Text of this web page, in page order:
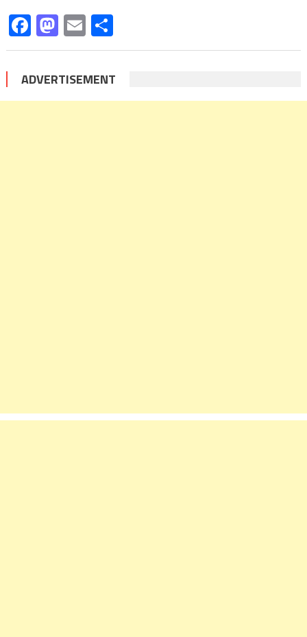
Facebook
Mastodon
EmailShare
ADVERTISEMENT